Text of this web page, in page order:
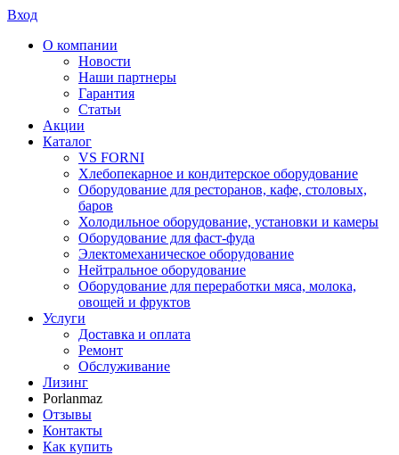
Вход
О компании
Новости
Наши партнеры
Гарантия
Статьи
Акции
Каталог
VS FORNI
Хлебопекарное и кондитерское оборудование
Оборудование для ресторанов, кафе, столовых,
баров
Холодильное оборудование, установки и камеры
Оборудование для фаст-фуда
Электомеханическое оборудование
Нейтральное оборудование
Оборудование для переработки мяса, молока,
овощей и фруктов
Услуги
Доставка и оплата
Ремонт
Обслуживание
Лизинг
Porlanmaz
Отзывы
Контакты
Как купить